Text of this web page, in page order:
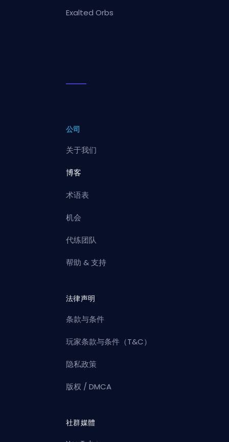
Exalted Orbs
公司
关于我们
博客
术语表
机会
代练团队
帮助 & 支持
法律声明
条款与条件
玩家条款与条件（T&C）
隐私政策
版权 / DMCA
社群媒體